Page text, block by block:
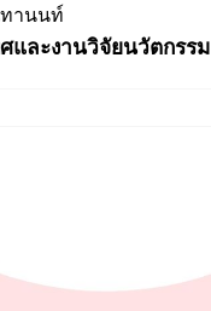
านนท์
และงานวิจัยนวัตกรรม